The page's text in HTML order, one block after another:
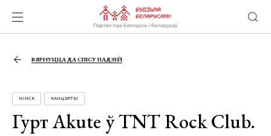
ВЯРНУЦЦА ДА СПІСУ ПАДЗЕЙ
МІНСК КАНЦЭРТЫ
Гурт Akute ў TNT Rock Club.